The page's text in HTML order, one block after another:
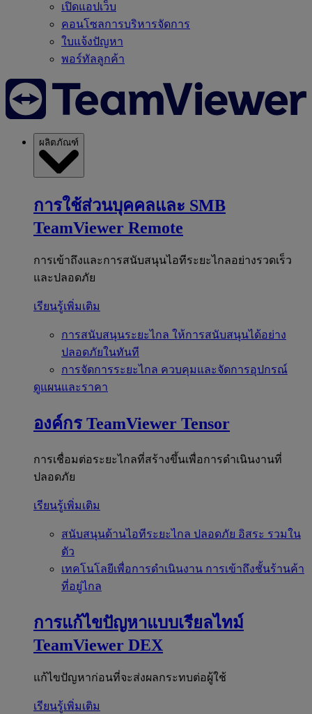
เปิดแอปเว็บ
คอนโซลการบริหารจัดการ
ใบแจ้งปัญหา
พอร์ทัลลูกค้า
ผลิตภัณฑ์
การใช้ส่วนบุคคลและ SMB
TeamViewer Remote
การเข้าถึงและการสนับสนุนไอทีระยะไกลอย่างรวดเร็ว
และปลอดภัย
เรียนรู้เพิ่มเติม
การสนับสนุนระยะไกล ให้การสนับสนุนได้อย่าง
ปลอดภัยในทันที
การจัดการระยะไกล ควบคุมและจัดการอุปกรณ์
ดูแผนและราคา
องค์กร TeamViewer Tensor
การเชื่อมต่อระยะไกลที่สร้างขึ้นเพื่อการดำเนินงานที่
ปลอดภัย
เรียนรู้เพิ่มเติม
สนับสนุนด้านไอทีระยะไกล ปลอดภัย อิสระ รวมใน
ตัว
เทคโนโลยีเพื่อการดำเนินงาน การเข้าถึงชั้นร้านค้า
ที่อยู่ไกล
การแก้ไขปัญหาแบบเรียลไทม์
TeamViewer DEX
แก้ไขปัญหาก่อนที่จะส่งผลกระทบต่อผู้ใช้
เรียนรู้เพิ่มเติม